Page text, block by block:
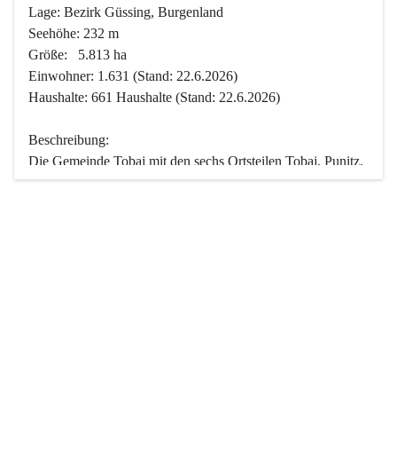
Lage: Bezirk Güssing, Burgenland
Seehöhe: 232 m
Größe:   5.813 ha
Einwohner: 1.631 (Stand: 22.6.2026)
Haushalte: 661 Haushalte (Stand: 22.6.2026)
Beschreibung:
Die Gemeinde Tobaj mit den sechs Ortsteilen Tobaj, Punitz,
Deutsch Tschantschendorf, Kroatisch Tschantschendorf,